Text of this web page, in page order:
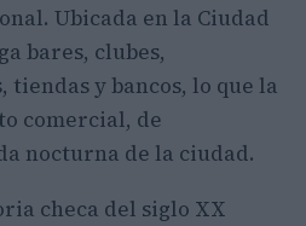
Ubicada en la Ciudad
bares, clubes,
y bancos, lo que la
comercial, de
nocturna de la ciudad.
checa del siglo XX